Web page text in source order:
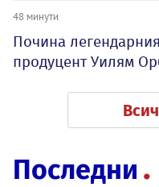
48 минути
Почина
продуцент Уилям
Последни